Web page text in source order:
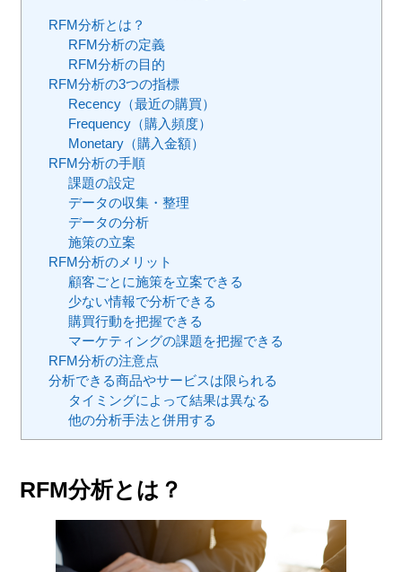
RFM分析とは？
RFM分析の定義
RFM分析の目的
RFM分析の3つの指標
Recency（最近の購買）
Frequency（購入頻度）
Monetary（購入金額）
RFM分析の手順
課題の設定
データの収集・整理
データの分析
施策の立案
RFM分析のメリット
顧客ごとに施策を立案できる
少ない情報で分析できる
購買行動を把握できる
マーケティングの課題を把握できる
RFM分析の注意点
分析できる商品やサービスは限られる
タイミングによって結果は異なる
他の分析手法と併用する
RFM分析とは？